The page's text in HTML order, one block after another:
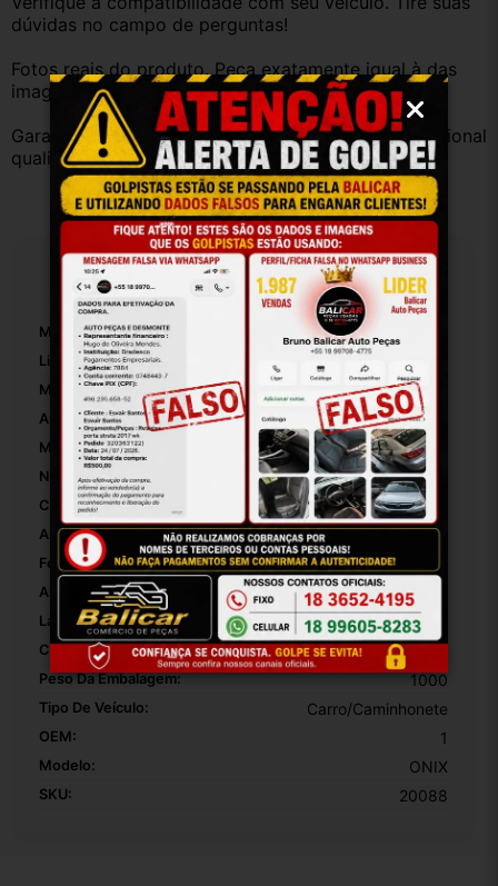
dúvidas no campo de perguntas!
Fotos reais do produto. Peça exatamente igual à das
imagens.
Garantia válida somente com instalação por profissional
qualificado.
Especificações
Marca Compatível:
Linha Compatível:
Modelo Compatível:
Anos Compatíveis: 12/19
Marca: GM
Número De Peça: 20088
Cor: PRETO
Ano: 12
Fechadura Em Tampa: False
Altura Da Embalagem:
Largura Da Embalagem:
Comprimento Da Embalagem: 10
Peso Da Embalagem: 1000
Tipo De Veículo: Carro/Caminhonete
OEM: 1
Modelo: ONIX
SKU: 20088